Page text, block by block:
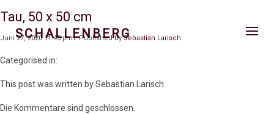
SCHALLENBERG
Tau, 50 x 50 cm
Juni 27, 2020 11:45 p.m. Published bySebastian Larisch
Categorised in:
This post was written by Sebastian Larisch
Die Kommentare sind geschlossen.